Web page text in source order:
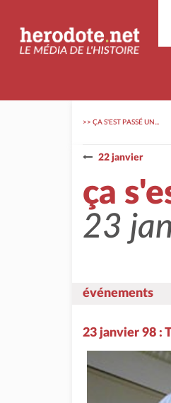
>> ÇA S'EST PASSÉ UN...
22 janvier
ça
23
événements
23 janvier 98 :